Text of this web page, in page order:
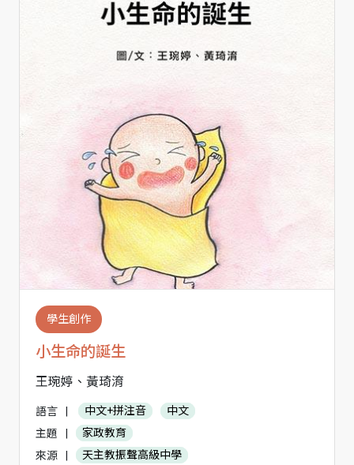
學生創作
小生命的誕生
王琬婷、黃琦淯
語言 | 中文+拼注音
中文
主題
|
家政教育
來源
| 天主教振聲高級中學